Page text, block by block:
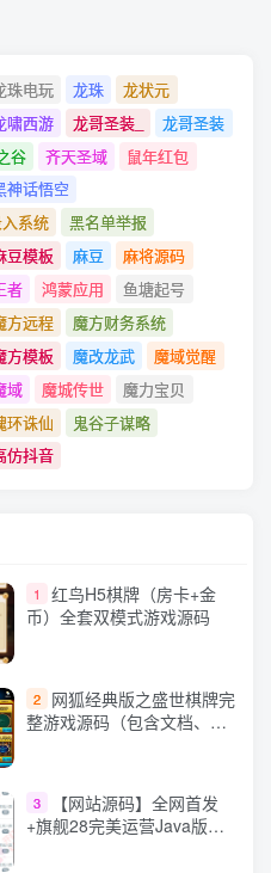
珠电玩 龙珠
龙状元
啸西游 龙哥圣装_
龙哥圣装
谷 齐天圣域
鼠年红包
神话悟空
系统
黑名单举报
豆模板 麻豆
麻将源码
者 鸿蒙应用
鱼塘起号
方远程
魔方财务系统
方模板 魔改龙武
魔域觉醒
域 魔城传世
魔力宝贝
环诛仙
鬼谷子谋略
仿抖音
1
红鸟H5棋牌（房卡+金
币）全套双模式游戏源码
2
网狐经典版之盛世棋牌完
整游戏源码（包含文档、架
3
【网站源码】全网首发
+旗舰28完美运营Java版高